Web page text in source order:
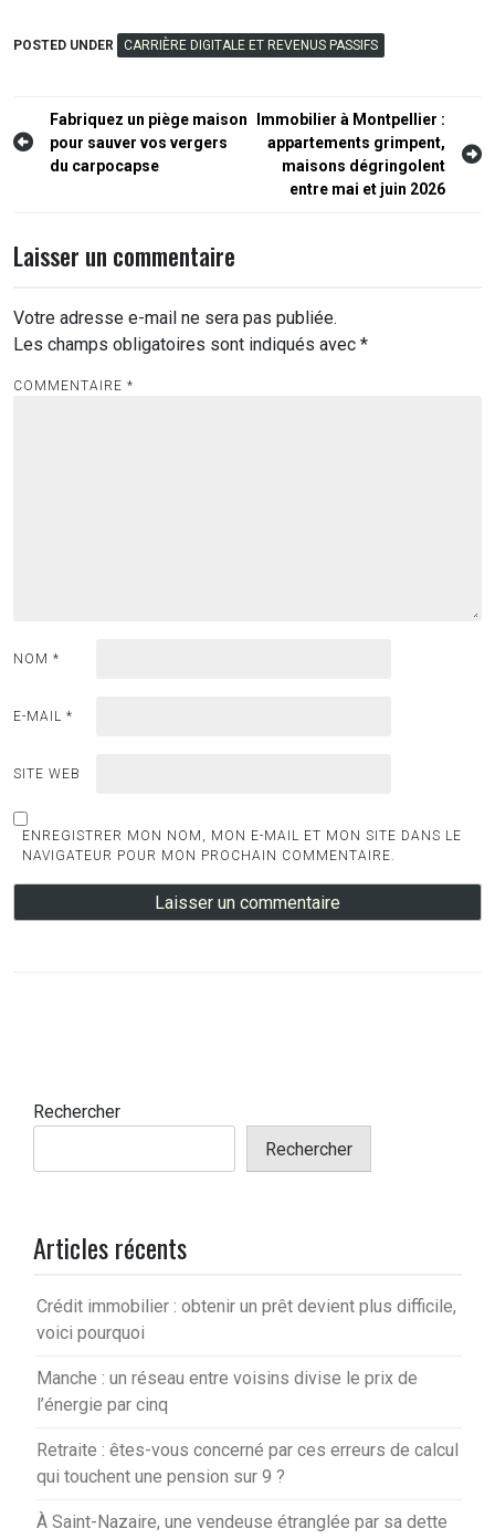
POSTED UNDER CARRIÈRE DIGITALE ET REVENUS PASSIFS
Navigation
de
Fabriquez un piège maison
pour sauver vos vergers
du carpocapse
Immobilier à Montpellier :
appartements grimpent,
maisons dégringolent
entre mai et juin 2026
Laisser un commentaire
Votre adresse e-mail ne sera pas publiée.
Les champs obligatoires sont indiqués avec *
COMMENTAIRE *
NOM *
E-MAIL *
SITE WEB
ENREGISTRER MON NOM, MON E-MAIL ET MON SITE DANS LE
NAVIGATEUR POUR MON PROCHAIN COMMENTAIRE.
Rechercher
Rechercher
Articles récents
Crédit immobilier : obtenir un prêt devient plus difficile,
voici pourquoi
Manche : un réseau entre voisins divise le prix de
l’énergie par cinq
Retraite : êtes-vous concerné par ces erreurs de calcul
qui touchent une pension sur 9 ?
À Saint-Nazaire, une vendeuse étranglée par sa dette